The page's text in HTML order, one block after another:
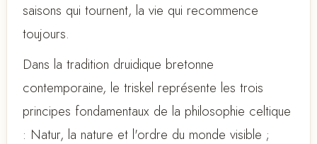
saisons qui tournent, la vie qui recommence
toujours.
Dans la tradition druidique bretonne
contemporaine, le triskel représente les trois
principes fondamentaux de la philosophie celtique
: Natur, la nature et l'ordre du monde visible ;